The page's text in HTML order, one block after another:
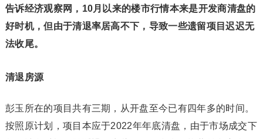
告诉经济观察网，10月以来的楼市行情本来是开发商清盘的
好时机，但由于清退率居高不下，导致一些遗留项目迟迟无
法收尾。
清退房源
彭玉所在的项目共有三期，从开盘至今已有四年多的时间。
按照原计划，项目本应于2022年年底清盘，由于市场成交下